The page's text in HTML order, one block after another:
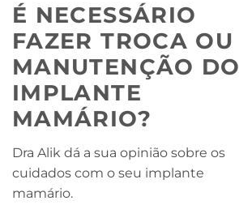
É NECESSÁRIO
FAZER TROCA OU
MANUTENÇÃO DO
IMPLANTE
MAMÁRIO?
Dra Alik dá a sua opinião sobre os
cuidados com o seu implante
mamário.